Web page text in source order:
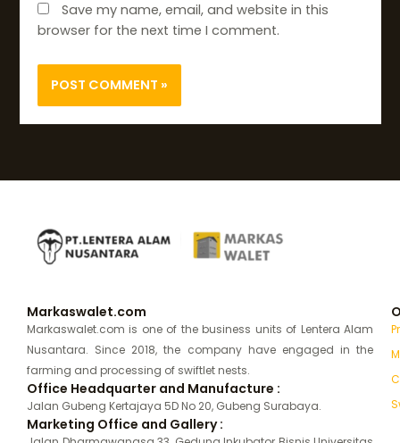
Save my name, email, and website in this
browser for the next time I comment.
Markaswalet.com
Markaswalet.com is one of the business units of Lentera Alam
Nusantara. Since 2018, the company have engaged in the
farming and processing of swiftlet nests.
Office Headquarter and Manufacture :
Jalan Gubeng Kertajaya 5D No 20, Gubeng Surabaya.
Marketing Office and Gallery :